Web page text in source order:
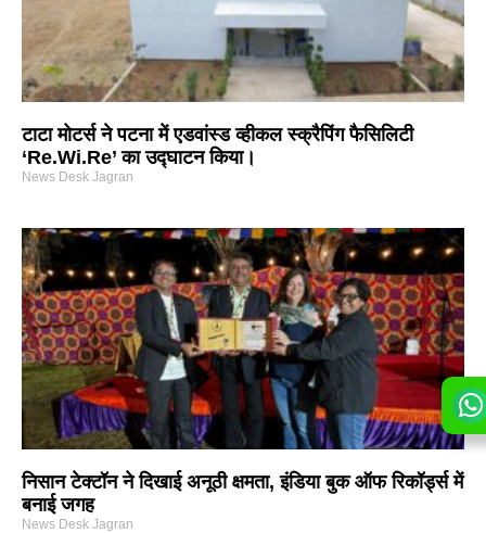
टाटा मोटर्स ने पटना में एडवांस्ड व्हीकल स्क्रैपिंग फैसिलिटी
‘Re.Wi.Re’ का उद्घाटन किया।
News Desk Jagran
निसान टेक्टॉन ने दिखाई अनूठी क्षमता, इंडिया बुक ऑफ रिकॉर्ड्स में
बनाई जगह
News Desk Jagran